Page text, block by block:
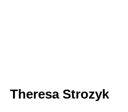
Theresa Strozyk